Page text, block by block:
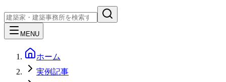
MENU
ホーム
実例記事